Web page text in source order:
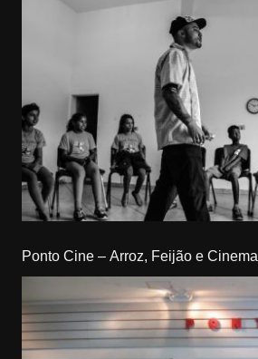
Ponto Cine – Arroz, Feijão e Cinema